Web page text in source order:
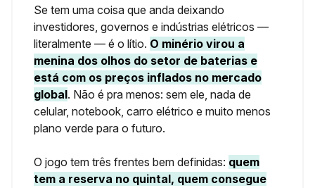
Se tem uma coisa que anda deixando
investidores, governos e indústrias elétricos —
literalmente — é o lítio. O minério virou a
menina dos olhos do setor de baterias e
está com os preços inflados no mercado
global. Não é pra menos: sem ele, nada de
celular, notebook, carro elétrico e muito menos
plano verde para o futuro.
O jogo tem três frentes bem definidas: quem
tem a reserva no quintal, quem consegue